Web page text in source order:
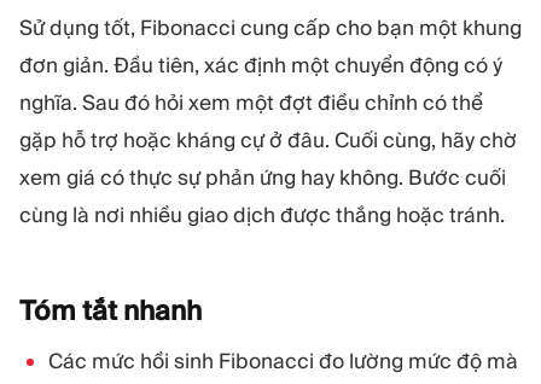
Sử dụng tốt, Fibonacci cung cấp cho bạn một khung
đơn giản. Đầu tiên, xác định một chuyển động có ý
nghĩa. Sau đó hỏi xem một đợt điều chỉnh có thể
gặp hỗ trợ hoặc kháng cự ở đâu. Cuối cùng, hãy chờ
xem giá có thực sự phản ứng hay không. Bước cuối
cùng là nơi nhiều giao dịch được thắng hoặc tránh.
Tóm tắtnhanh
Các mức hồi sinh Fibonacci đo lường mức độ mà
Thuật ngữ
Video hướng dẫn
Công cụ tính lợi nhuận
Kế hoạch kinh doanh
Sự kiện
Con số
Tin tức công ty
Nghề nghiệp
Bền vững
THEO DÕI CHÚNG TÔI